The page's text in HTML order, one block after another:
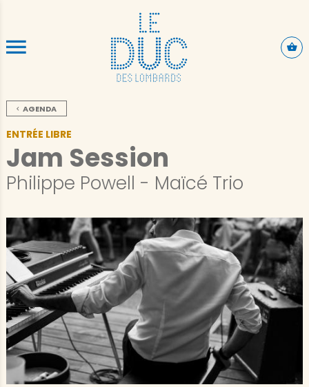
SKIP TO CONTENT
AGENDA
ENTRÉE LIBRE
Jam Session
Philippe Powell - Maïcé Trio